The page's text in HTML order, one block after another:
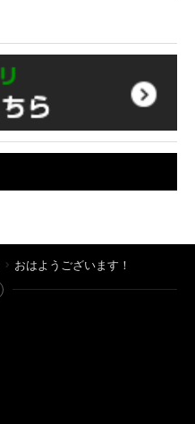
おはようございます！